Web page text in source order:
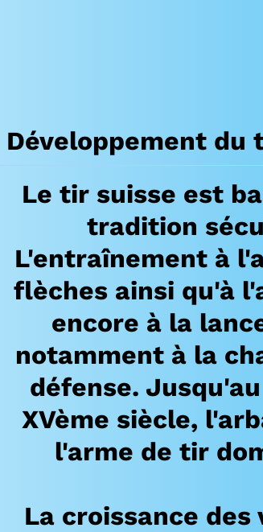
Développement du
Le tir suisse est
tradition
L'entraînement à
flèches ainsi qu'à
encore à la
notamment à la
défense.
XVème siècle,
l'arme de tir
La croissance